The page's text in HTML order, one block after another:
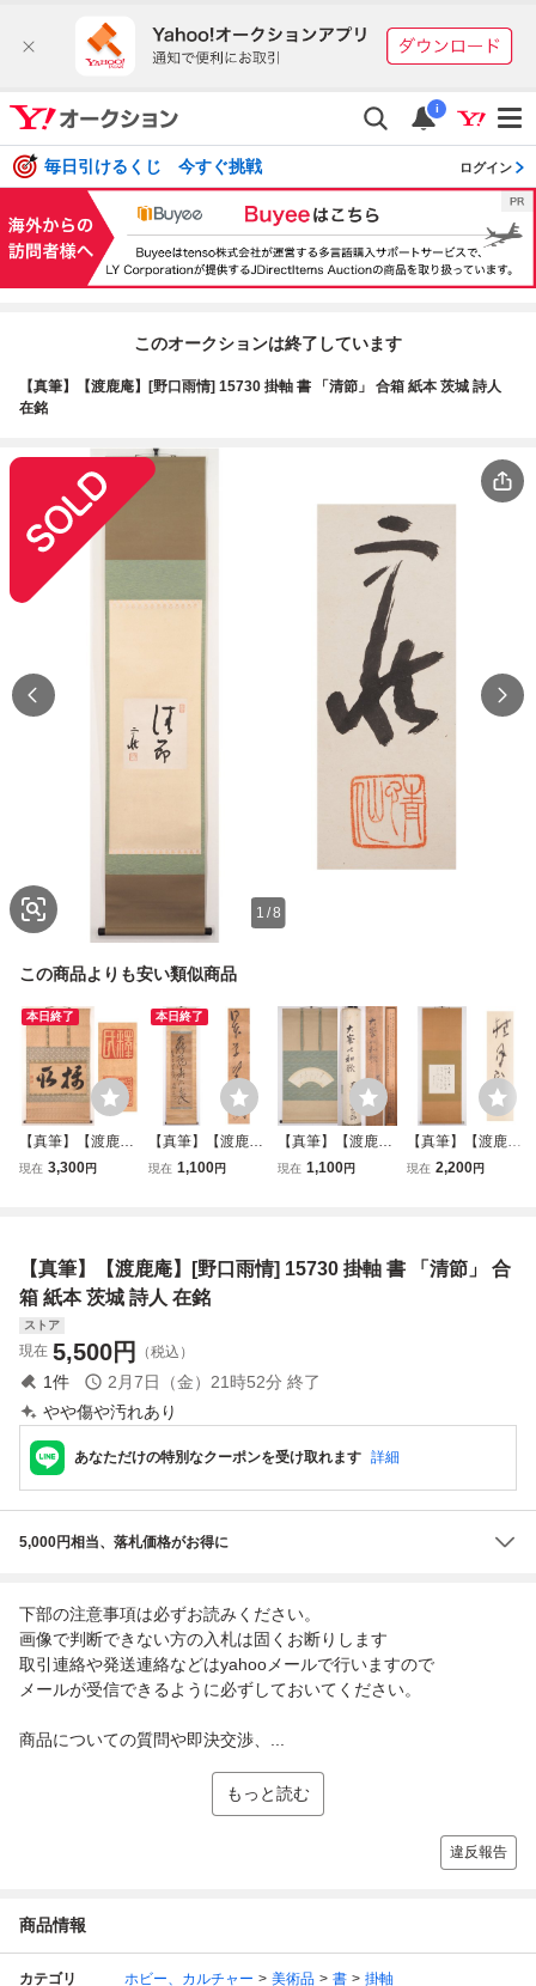
i
毎日引けるくじ 今すぐ挑戦 ログイン
このオークションは終了しています
【真筆】【渡鹿庵】[野口雨情] 15730 掛軸 書 「清節」 合箱 紙本 茨城 詩人
在銘
1 /8
この商品よりも安い類似商品
本日終了
【真筆】【渡鹿
庵】[聖巌] 17773
現在 3,300円
本日終了
【真筆】【渡鹿
庵】[在銘] 21951
現在 1,100円
【真筆】【渡鹿
庵】[在銘] 21813
現在 1,100円
【真筆】【渡鹿
庵】[松林桂月] 22
現在 2,200円
【真筆】【渡鹿庵】[野口雨情] 15730 掛軸 書 「清節」 合
箱 紙本 茨城 詩人 在銘
ストア
現在 5,500円 （税込）
1件 2月7日（金）21時52分 終了
やや傷や汚れあり
あなただけの特別なクーポンを受け取れます 詳細
5,000円相当、落札価格がお得に
下部の注意事項は必ずお読みください。
画像で判断できない方の入札は固くお断りします
取引連絡や発送連絡などはyahooメールで行いますので
メールが受信できるように必ずしておいてください。
商品についての質問や即決交渉、...
もっと読む
違反報告
商品情報
カテゴリ ホビー、カルチャー 美術品 書 掛軸